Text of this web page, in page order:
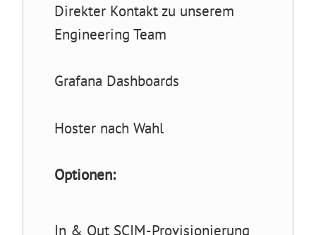
Direkter Kontakt zu unserem
Engineering Team
Grafana Dashboards
Hoster nach Wahl
Optionen:
In & Out SCIM-Provisionierung